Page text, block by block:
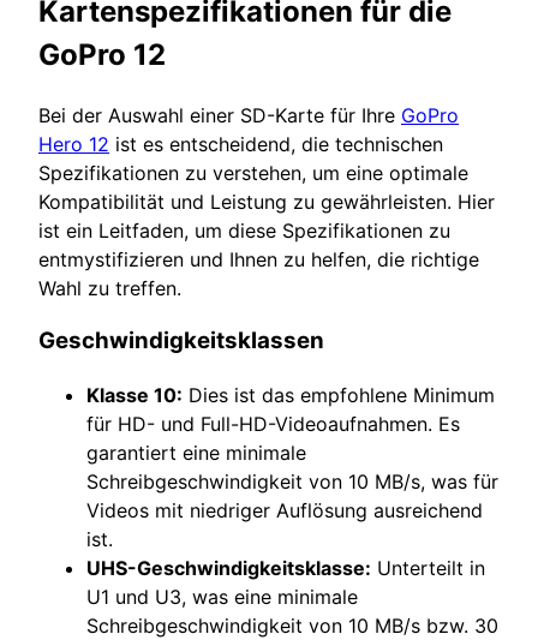
Kartenspezifikationen für die
GoPro 12
Bei der Auswahl einer SD-Karte für Ihre GoPro
Hero 12 ist es entscheidend, die technischen
Spezifikationen zu verstehen, um eine optimale
Kompatibilität und Leistung zu gewährleisten. Hier
ist ein Leitfaden, um diese Spezifikationen zu
entmystifizieren und Ihnen zu helfen, die richtige
Wahl zu treffen.
Geschwindigkeitsklassen
Klasse 10: Dies ist das empfohlene Minimum
für HD- und Full-HD-Videoaufnahmen. Es
garantiert eine minimale
Schreibgeschwindigkeit von 10 MB/s, was für
Videos mit niedriger Auflösung ausreichend
ist.
UHS-Geschwindigkeitsklasse: Unterteilt in
U1 und U3, was eine minimale
Schreibgeschwindigkeit von 10 MB/s bzw. 30